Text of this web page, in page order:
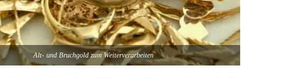
Alt- und Bruchgold zum Weiterverarbeiten